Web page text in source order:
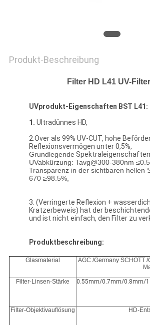
Produkt-Beschreibung
Filter HD L41 UV-
UVprodukt-Eigenschaften BST L41:
1. Ultradünnes HD,
2.Over als 99% UV-CUT, hohe
Reflexionsvermögen unter 0,5%,
Grundlegende Spektraleigenschaften
UVabkürzung: Tavg@300-380nm
Transparenz in der sichtbaren hellen
670 ≥98.5%,
3. (Verringerte Reflexion +
Kratzerbeweis) hat der
und ist nicht einfach, den Filter zu
Produktbeschreibung:
Glasmaterial
AGC /Germany SCHOTT
Filter-Linsen-Stärke 0.55mm/0.7mm/0.8mm/
Filter-Objektivauflösung HD-